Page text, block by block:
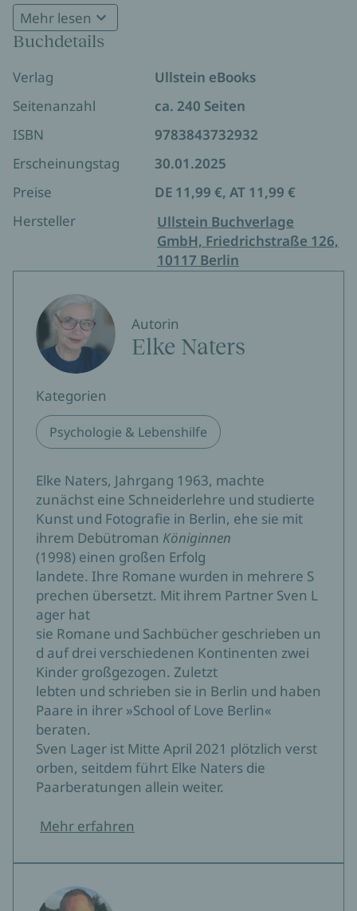
kann. Ihr Wissen basiert auf Erkenntnissen aus der
Paarforschung, der Positiven Psychologie und den
Neurowissenschaften sowie auf persönlichen
Erfahrungen und der erfolgreichen Begleitung
vieler Paare. Hier zeigen sie, wie man unbewusste
negative Muster in der Beziehung erkennt und
dem Ziel, das Miteinander zu fördern. Denn: Wenn
wir als Paar stark und einig sind, dann kann uns
nichts mehr aufhalten in der Welt.
Mehr lesen
Buchdetails
Verlag
Ullstein eBooks
Seitenanzahl
ca. 240 Seiten
ISBN
9783843732932
Erscheinungstag
30.01.2025
Preise
DE 11,99 €, AT 11,99 €
Hersteller
Ullstein Buchverlage
GmbH, Friedrichstraße 126,
10117 Berlin
Autorin
Elke Naters
Kategorien
Psychologie & Lebenshilfe
Elke Naters, Jahrgang 1963, machte
zunächst eine Schneiderlehre und studierte
Kunst und Fotografie in Berlin, ehe sie mit
ihrem Debütroman Königinnen
(1998) einen großen Erfolg
landete. Ihre Romane wurden in mehrere S
prechen übersetzt. Mit ihrem Partner Sven L
ager hat
sie Romane und Sachbücher geschrieben un
d auf drei verschiedenen Kontinenten zwei
Kinder großgezogen. Zuletzt
lebten und schrieben sie in Berlin und haben
Paare in ihrer »School of Love Berlin«
beraten.
Sven Lager ist Mitte April 2021 plötzlich verst
orben, seitdem führt Elke Naters die
Paarberatungen allein weiter.
Mehr erfahren